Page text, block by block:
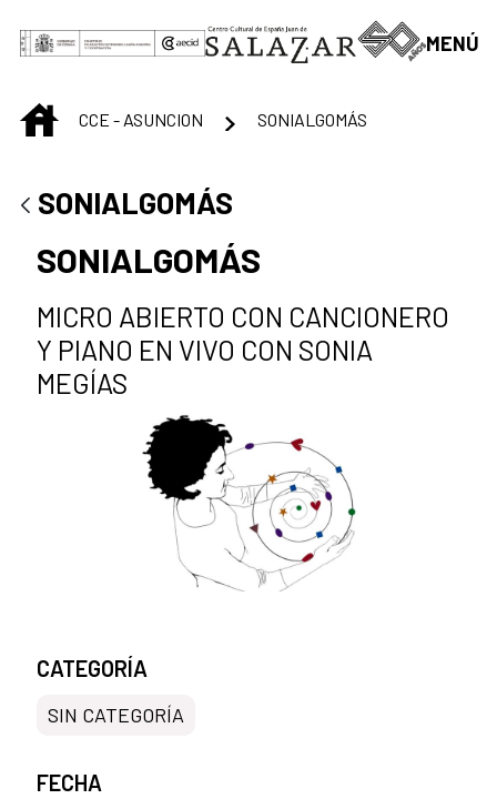
Saltar al contenido principal
MENÚ
INICIOCCE - ASUNCION SONIALGOMÁS
SONIALGOMÁS
SONIALGOMÁS
MICRO ABIERTO CON CANCIONERO
Y PIANO EN VIVO CON SONIA
MEGÍAS
CATEGORÍA
SIN CATEGORÍA
FECHA